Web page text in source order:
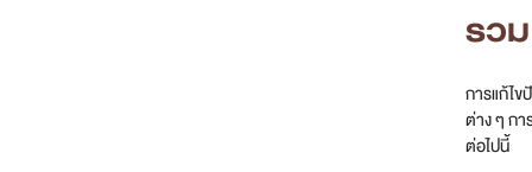
รว
การแก้ไ
ต่าง ๆ ก
ต่อไปนี้